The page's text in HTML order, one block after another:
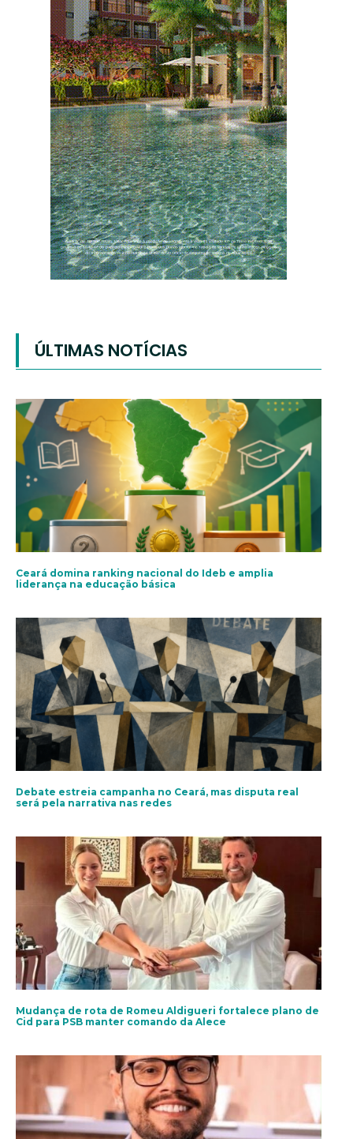
ÚLTIMAS NOTÍCIAS
Ceará domina ranking nacional do Ideb e amplia
liderança na educação básica
Debate estreia campanha no Ceará, mas disputa real
será pela narrativa nas redes
Mudança de rota de Romeu Aldigueri fortalece plano de
Cid para PSB manter comando da Alece